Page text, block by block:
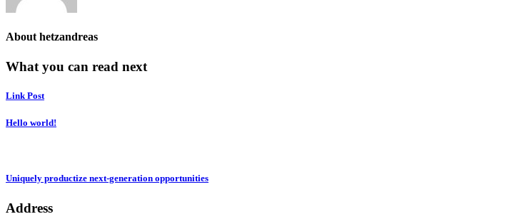
Abouthetzandreas
What you can read next
Link Post
Hello world!
Uniquely productize next-generation opportunities
Address